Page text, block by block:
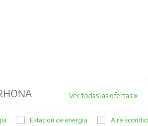
altas sobrecorrientes,
Ver todas las ofertas